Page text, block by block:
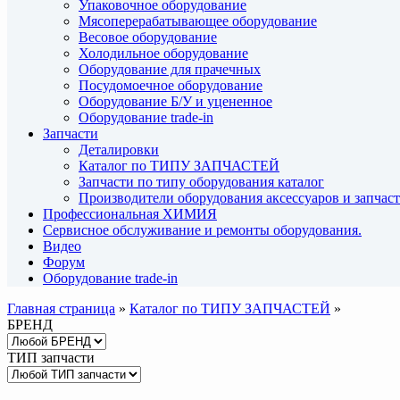
Упаковочное оборудование
Мясоперерабатывающее оборудование
Весовое оборудование
Холодильное оборудование
Оборудование для прачечных
Посудомоечное оборудование
Оборудование Б/У и уцененное
Оборудование trade-in
Запчасти
Деталировки
Каталог по ТИПУ ЗАПЧАСТЕЙ
Запчасти по типу оборудования каталог
Производители оборудования аксессуаров и
Профессиональная ХИМИЯ
Сервисное обслуживание и ремонты оборудования.
Видео
Форум
Оборудование trade-in
Главная страница » Каталог по ТИПУ ЗАПЧАСТЕЙ »
БРЕНД
ТИП запчасти